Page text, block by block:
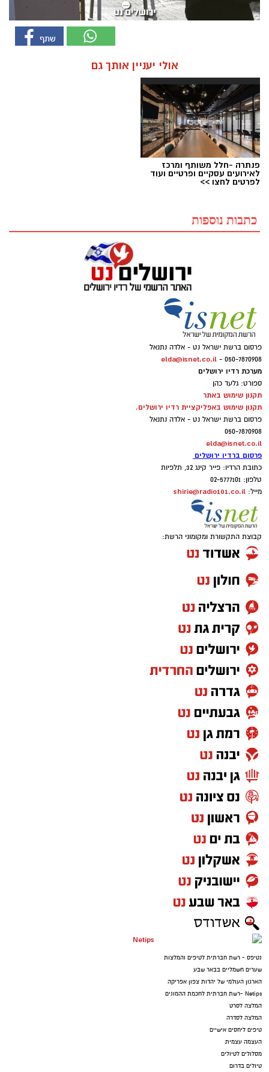
אולי יעניין אותך גם
פנתרה -חלל משותף ומרכז
לאירועים עסקיים ופרטיים ועוד
לפרטים לחצו >>
כתבות נוספות
פרסום ברשת ישראל נט - אלדה נתנאל
050-7870908 -
elda@isnet.co.il
מערכת רדיו ירושלים
ספורט: גלעד כהן
תקנון שימוש באתר
תקנון שימוש באפליקציית רדיו ירושלים.
פרסום ברשת ישראל נט - אלדה נתנאל
050-7870908
elda@isnet.co.il
פרסום ברדיו ירושלים
כתובת הרדיו: פייר קינג 32, תלפיות
טלפון: 02-5777101
מייל: shirie@radio101.co.il
קבוצת התקשורת ומקומוני הרשת:
נטיפס - רשת חברתית לטיפים והמלצות
שערים חשמליים בבאר שבע
הארגון העולמי של יהדות צפון אפריקה
Netips -רשת חברתית לחכמת ההמונים
המלצה לסרט
המלצה לסדרה
טיפים ליחסים אישיים
העצמה עצמית
מסלולים לטיולים
טיולים בדרום